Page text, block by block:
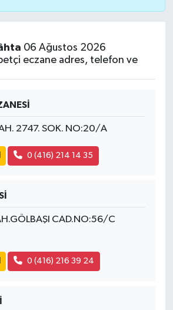
06 Ağustos 2026
eczane adres, telefon ve
2747. SOK. NO:20/A
0 (416) 214 14 35
CAD.NO:56/C
0 (416) 216 39 24